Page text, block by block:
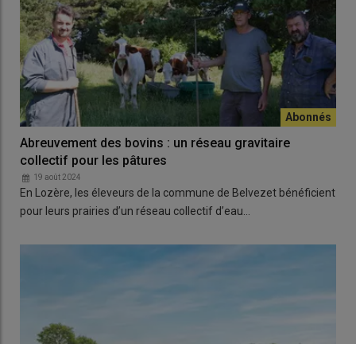
Abreuvement des bovins : un réseau gravitaire
collectif pour les pâtures
19 août 2024
En Lozère, les éleveurs de la commune de Belvezet bénéficient
pour leurs prairies d’un réseau collectif d’eau…